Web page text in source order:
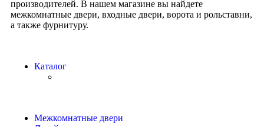
производителей. В нашем магазине вы найдете
межкомнатные двери, входные двери, ворота и рольставни,
а также фурнитуру.
Каталог
Межкомнатные двери